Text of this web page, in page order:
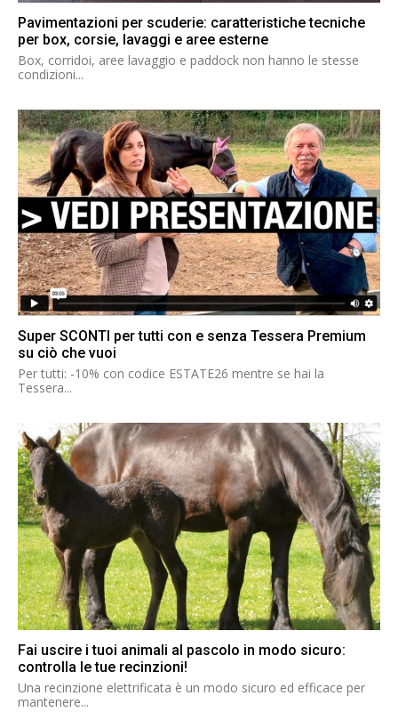
Pavimentazioni per scuderie: caratteristiche tecniche
per box, corsie, lavaggi e aree esterne
Box, corridoi, aree lavaggio e paddock non hanno le stesse
condizioni...
Super SCONTI per tutti con e senza Tessera Premium
su ciò che vuoi
Per tutti: -10% con codice ESTATE26 mentre se hai la
Tessera...
Fai uscire i tuoi animali al pascolo in modo sicuro:
controlla le tue recinzioni!
Una recinzione elettrificata è un modo sicuro ed efficace per
mantenere...